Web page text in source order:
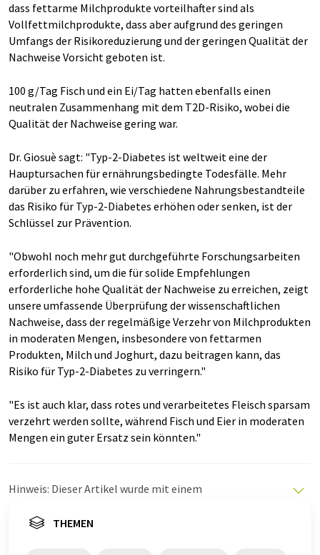
dass fettarme Milchprodukte vorteilhafter sind als
Vollfettmilchprodukte, dass aber aufgrund des geringen
Umfangs der Risikoreduzierung und der geringen Qualität der
Nachweise Vorsicht geboten ist.
100 g/Tag Fisch und ein Ei/Tag hatten ebenfalls einen
neutralen Zusammenhang mit dem T2D-Risiko, wobei die
Qualität der Nachweise gering war.
Dr. Giosuè sagt: "Typ-2-Diabetes ist weltweit eine der
Hauptursachen für ernährungsbedingte Todesfälle. Mehr
darüber zu erfahren, wie verschiedene Nahrungsbestandteile
das Risiko für Typ-2-Diabetes erhöhen oder senken, ist der
Schlüssel zur Prävention.
"Obwohl noch mehr gut durchgeführte Forschungsarbeiten
erforderlich sind, um die für solide Empfehlungen
erforderliche hohe Qualität der Nachweise zu erreichen, zeigt
unsere umfassende Überprüfung der wissenschaftlichen
Nachweise, dass der regelmäßige Verzehr von Milchprodukten
in moderaten Mengen, insbesondere von fettarmen
Produkten, Milch und Joghurt, dazu beitragen kann, das
Risiko für Typ-2-Diabetes zu verringern."
"Es ist auch klar, dass rotes und verarbeitetes Fleisch sparsam
verzehrt werden sollte, während Fisch und Eier in moderaten
Mengen ein guter Ersatz sein könnten."
Hinweis: Dieser Artikel wurde mit einem
LUMITOS bietet diese automatischen Übersetzungen
THEMEN